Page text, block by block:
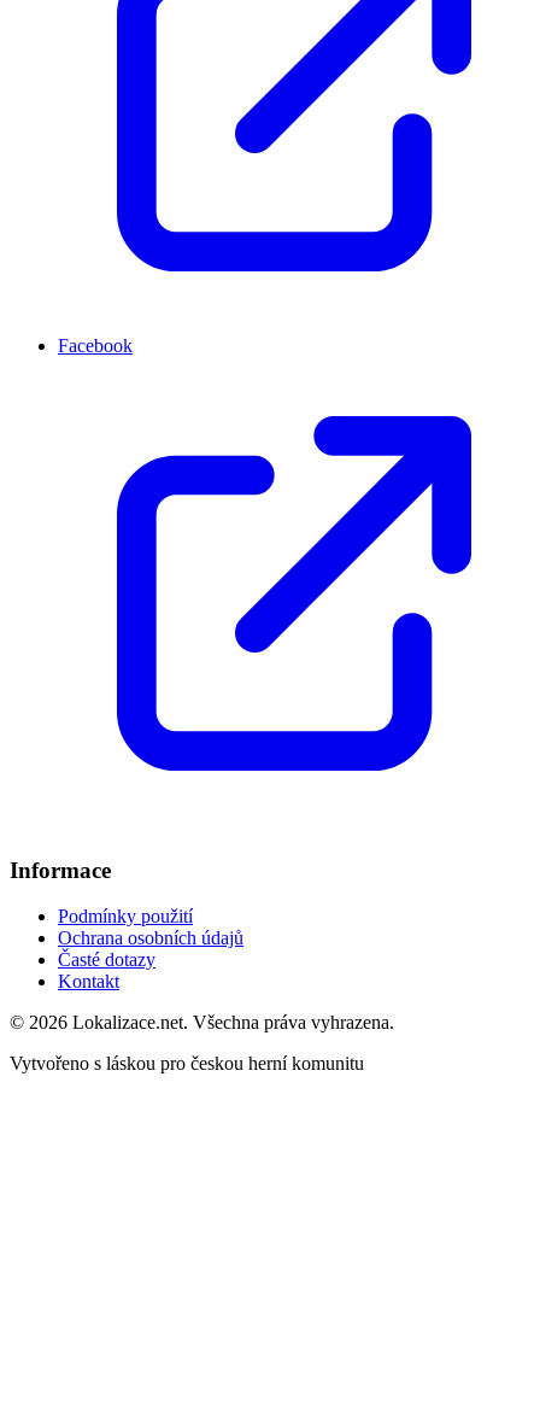
Facebook
Informace
Podmínky použití
Ochrana osobních údajů
Časté dotazy
Kontakt
© 2026 Lokalizace.net. Všechna práva vyhrazena.
Vytvořeno s láskou pro českou herní komunitu